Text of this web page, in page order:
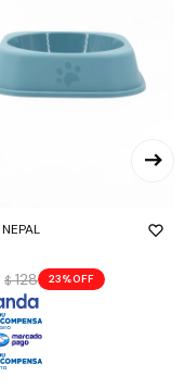
$ 128 23